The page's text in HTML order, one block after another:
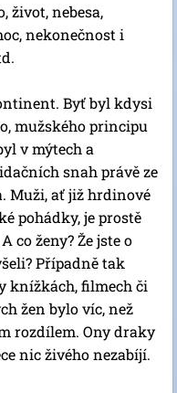
život, nebesa,
nekonečnost i
Byť byl kdysi
mužského principu
v mýtech a
snah právě ze
Muži, ať již hrdinové
pohádky, je prostě
co ženy? Že jste o
Případně tak
knížkách, filmech či
žen bylo víc, než
rozdílem. Ony draky
nic živého nezabíjí.